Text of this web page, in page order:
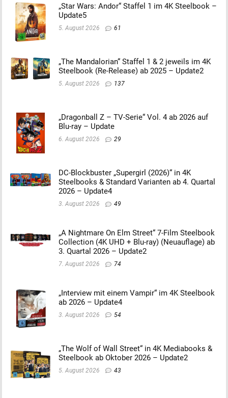
„Star Wars: Andor“ Staffel 1 im 4K Steelbook –
Update5
5. August 2026 61
„The Mandalorian“ Staffel 1 & 2 jeweils im 4K
Steelbook (Re-Release) ab 2025 – Update2
5. August 2026 137
„Dragonball Z – TV-Serie“ Vol. 4 ab 2026 auf
Blu-ray – Update
6. August 2026 29
DC-Blockbuster „Supergirl (2026)“ in 4K
Steelbooks & Standard Varianten ab 4. Quartal
2026 – Update4
3. August 2026 49
„A Nightmare On Elm Street“ 7-Film Steelbook
Collection (4K UHD + Blu-ray) (Neuauflage) ab
3. Quartal 2026 – Update2
7. August 2026 74
„Interview mit einem Vampir“ im 4K Steelbook
ab 2026 – Update4
3. August 2026 54
„The Wolf of Wall Street“ in 4K Mediabooks &
Steelbook ab Oktober 2026 – Update2
5. August 2026 43